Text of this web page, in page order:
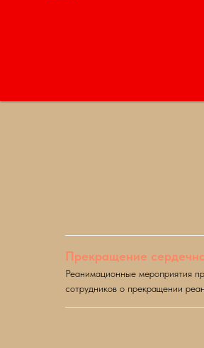
Прекращение
Реанимационные мероприятия
сотрудников о прекращении